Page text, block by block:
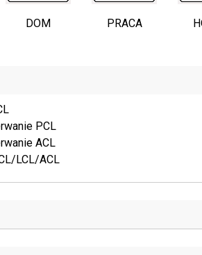
DOM PRACA
PCL
ACL
LCL/ACL